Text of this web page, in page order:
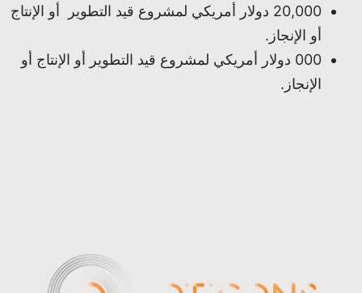
20,000 دولار أمريكي لمشروع قيد التطوير أو الإنتاج
أو الإنجاز.
000 دولار أمريكي لمشروع قيد التطوير أو الإنتاج أو
الإنجاز.